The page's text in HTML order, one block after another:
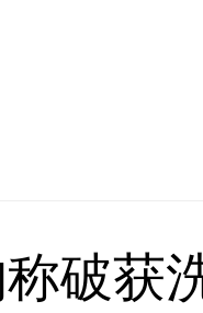
破获